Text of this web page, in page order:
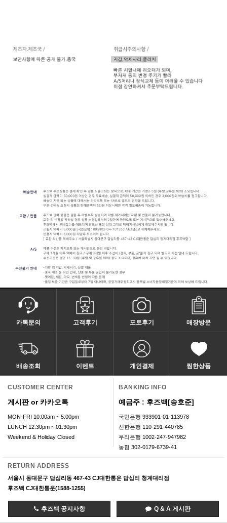
카톡문의 고객후기 포토후기 매장방문
배송조회 이벤트 개인결제 찜한상품
CUSTOMER CENTER
게시판 or 카카오톡
MON-FRI 10:00am ~ 5:00pm
LUNCH 12:30pm ~ 01:30pm
Weekend & Holiday Closed
BANKING INFO
예금주 : 후즈백[송호준]
국민은행 933901-01-113978
신한은행 110-291-440785
우리은행 1002-247-947982
농협 302-0179-6739-41
RETURN ADDRESS
서울시 동대문구 답십리동 467-43 CJ대한통운 답십리 청계대리점
후즈백 CJ대한통운(1588-1255)
후즈백 공지사항 Q & A 게시판